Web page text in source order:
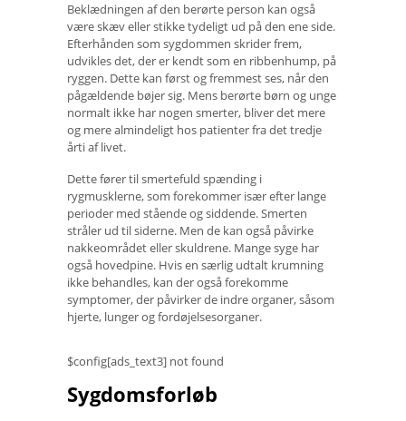
Beklædningen af ​​den berørte person kan også
være skæv eller stikke tydeligt ud på den ene side.
Efterhånden som sygdommen skrider frem,
udvikles det, der er kendt som en ribbenhump, på
ryggen. Dette kan først og fremmest ses, når den
pågældende bøjer sig. Mens berørte børn og unge
normalt ikke har nogen smerter, bliver det mere
og mere almindeligt hos patienter fra det tredje
årti af livet.
Dette fører til smertefuld spænding i
rygmusklerne, som forekommer især efter lange
perioder med stående og siddende. Smerten
stråler ud til siderne. Men de kan også påvirke
nakkeområdet eller skuldrene. Mange syge har
også hovedpine. Hvis en særlig udtalt krumning
ikke behandles, kan der også forekomme
symptomer, der påvirker de indre organer, såsom
hjerte, lunger og fordøjelsesorganer.
$config[ads_text3] not found
Sygdomsforløb